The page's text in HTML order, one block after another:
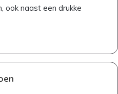
ook naast een drukke